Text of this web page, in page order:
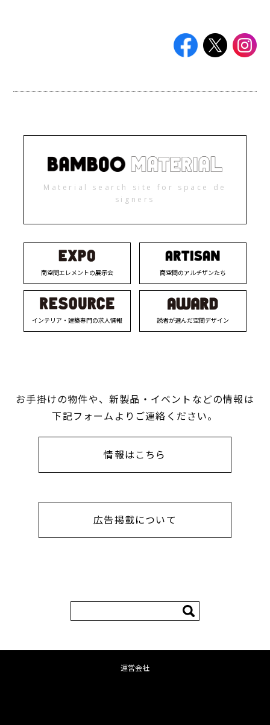
Material search site for space de
signers
商空間エレメントの展示会 商空間のアルチザンたち
インテリア・建築専門の求人情報 読者が選んだ空間デザイン
お手掛けの物件や、新製品・イベントなどの情報は
下記フォームよりご連絡ください。
情報はこちら
広告掲載について
索:
運営会社